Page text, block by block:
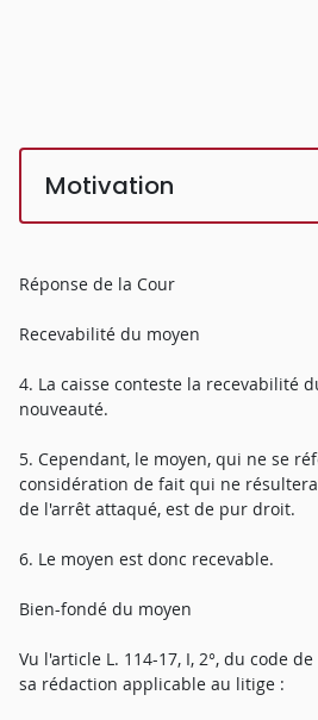
Motivation
Réponse de la Cour
Recevabilité du moyen
4. La caisse conteste la recevabilité
nouveauté.
5. Cependant, le moyen, qui ne se
considération de fait qui ne
de l'arrêt attaqué, est de pur droit.
6. Le moyen est donc recevable.
Bien-fondé du moyen
Vu l'article L. 114-17, I, 2°, du code
sa rédaction applicable au litige :